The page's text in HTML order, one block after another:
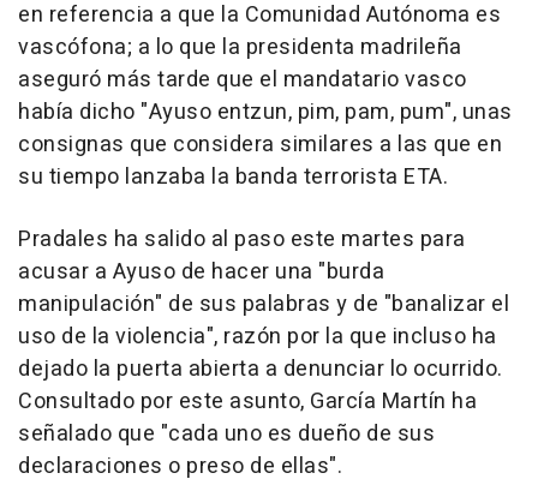
en referencia a que la Comunidad Autónoma es
vascófona; a lo que la presidenta madrileña
aseguró más tarde que el mandatario vasco
había dicho "Ayuso entzun, pim, pam, pum", unas
consignas que considera similares a las que en
su tiempo lanzaba la banda terrorista ETA.
Pradales ha salido al paso este martes para
acusar a Ayuso de hacer una "burda
manipulación" de sus palabras y de "banalizar el
uso de la violencia", razón por la que incluso ha
dejado la puerta abierta a denunciar lo ocurrido.
Consultado por este asunto, García Martín ha
señalado que "cada uno es dueño de sus
declaraciones o preso de ellas".